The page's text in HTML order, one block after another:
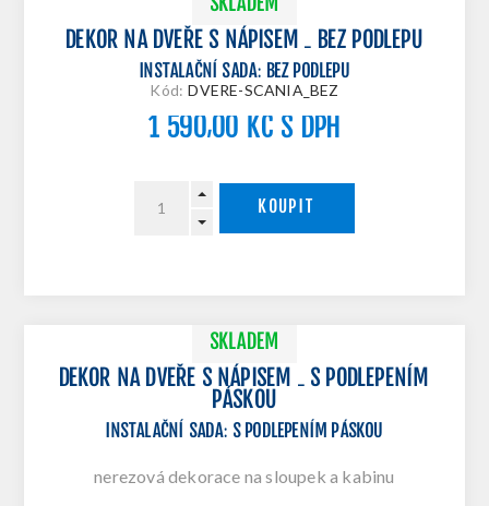
DEKOR NA DVEŘE S NÁPISEM - BEZ PODLEPU
INSTALAČNÍ SADA: BEZ PODLEPU
Kód: DVERE-SCANIA_BEZ
SKLADEM
1 590,00 KČ S DPH
KOUPIT
DEKOR NA DVEŘE S NÁPISEM - S PODLEPENÍM
PÁSKOU
INSTALAČNÍ SADA: S PODLEPENÍM PÁSKOU
nerezová dekorace na sloupek a kabinu
SKLADEM